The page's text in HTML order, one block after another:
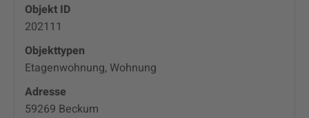
Objekt ID
202111
Objekttypen
Etagenwohnung, Wohnung
Adresse
59269 Beckum